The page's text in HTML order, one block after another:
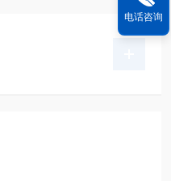
电话咨询